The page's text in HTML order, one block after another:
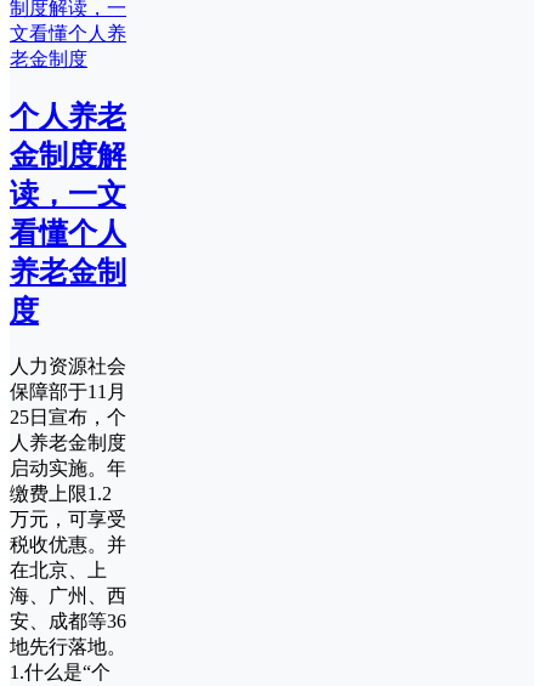
个人养老
金制度解
读，一文
看懂个人
养老金制
度
人力资源社会
保障部于11月
25日宣布，个
人养老金制度
启动实施。年
缴费上限1.2
万元，可享受
税收优惠。并
在北京、上
海、广州、西
安、成都等36
地先行落地。
1.什么是“个